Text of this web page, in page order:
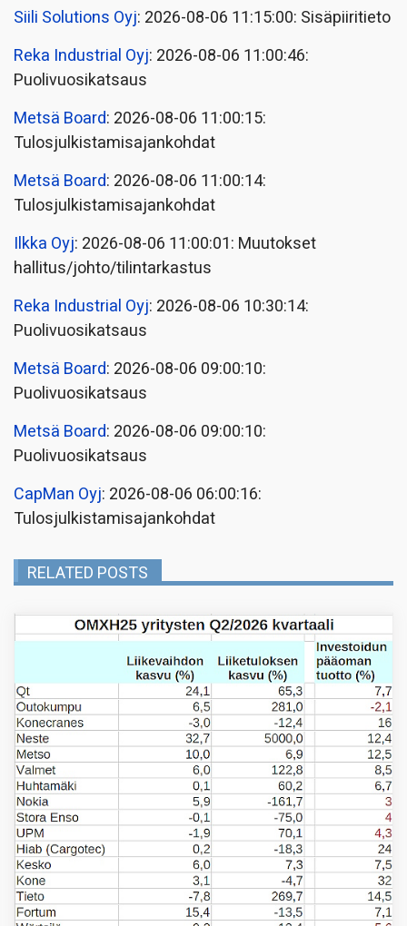
Siili Solutions Oyj: 2026-08-06 11:15:00: Sisäpiiritieto
Reka Industrial Oyj: 2026-08-06 11:00:46:
Puolivuosikatsaus
Metsä Board: 2026-08-06 11:00:15:
Tulosjulkistamisajankohdat
Metsä Board: 2026-08-06 11:00:14:
Tulosjulkistamisajankohdat
Ilkka Oyj: 2026-08-06 11:00:01: Muutokset
hallitus/johto/tilintarkastus
Reka Industrial Oyj: 2026-08-06 10:30:14:
Puolivuosikatsaus
Metsä Board: 2026-08-06 09:00:10:
Puolivuosikatsaus
Metsä Board: 2026-08-06 09:00:10:
Puolivuosikatsaus
CapMan Oyj: 2026-08-06 06:00:16:
Tulosjulkistamisajankohdat
RELATED POSTS